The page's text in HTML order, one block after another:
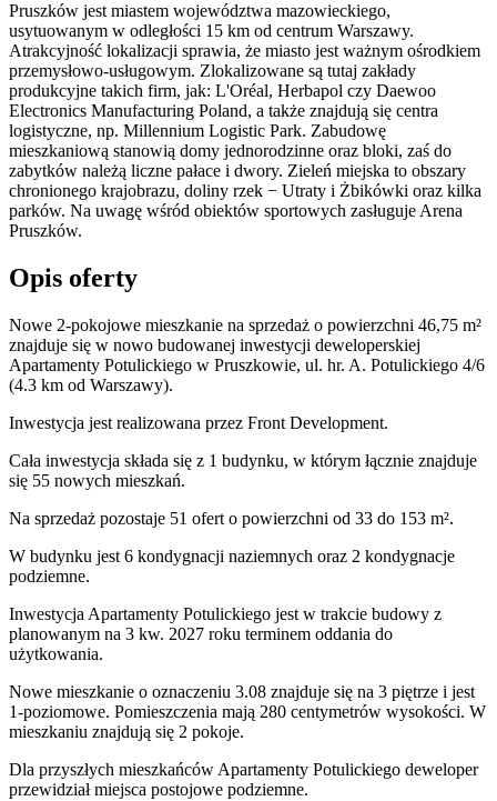
Pruszków jest miastem województwa mazowieckiego,
usytuowanym w odległości 15 km od centrum Warszawy.
Atrakcyjność lokalizacji sprawia, że miasto jest ważnym ośrodkiem
przemysłowo-usługowym. Zlokalizowane są tutaj zakłady
produkcyjne takich firm, jak: L'Oréal, Herbapol czy Daewoo
Electronics Manufacturing Poland, a także znajdują się centra
logistyczne, np. Millennium Logistic Park. Zabudowę
mieszkaniową stanowią domy jednorodzinne oraz bloki, zaś do
zabytków należą liczne pałace i dwory. Zieleń miejska to obszary
chronionego krajobrazu, doliny rzek − Utraty i Żbikówki oraz kilka
parków. Na uwagę wśród obiektów sportowych zasługuje Arena
Pruszków.
Opis oferty
Nowe 2-pokojowe mieszkanie na sprzedaż o powierzchni 46,75 m²
znajduje się w nowo budowanej inwestycji deweloperskiej
Apartamenty Potulickiego w Pruszkowie, ul. hr. A. Potulickiego 4/6
(4.3 km od Warszawy).
Inwestycja jest realizowana przez Front Development.
Cała inwestycja składa się z 1 budynku, w którym łącznie znajduje
się 55 nowych mieszkań.
Na sprzedaż pozostaje 51 ofert o powierzchni od 33 do 153 m².
W budynku jest 6 kondygnacji naziemnych oraz 2 kondygnacje
podziemne.
Inwestycja Apartamenty Potulickiego jest w trakcie budowy z
planowanym na 3 kw. 2027 roku terminem oddania do
użytkowania.
Nowe mieszkanie o oznaczeniu 3.08 znajduje się na 3 piętrze i jest
1-poziomowe. Pomieszczenia mają 280 centymetrów wysokości. W
mieszkaniu znajdują się 2 pokoje.
Dla przyszłych mieszkańców Apartamenty Potulickiego deweloper
przewidziałmiejsca postojowe podziemne.